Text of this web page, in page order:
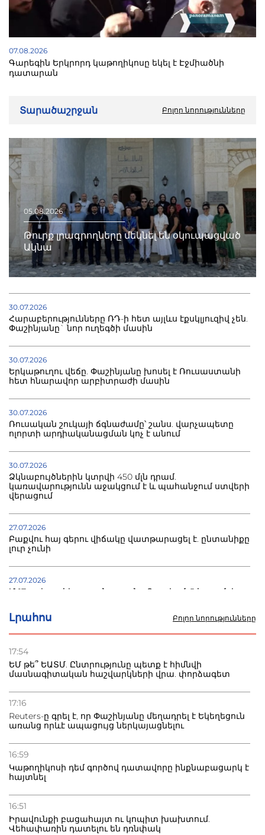
Լրահոս Բոլոր նորությունները
17:54
ԵՄ թե՞ ԵԱՏՄ. Ընտրությունը պետք է հիմնվի
մասնագիտական հաշվարկների վրա. փորձագետ
17:16
Reuters-ը գրել է, որ Փաշինյանը մեղադրել է Եկեղեցուն
առանց որևէ ապացույց ներկայացնելու
16:59
Կաթողիկոսի դեմ գործով դատավորը ինքնաբացարկ է
հայտնել
16:51
Իրավունքի բացահայտ ու կոպիտ խախտում.
Վեհափառին դատելու են դռնփակ
07.08.2026
Գարեգին Երկրորդ կաթողիկոսը եկել է Էջմիածնի
դատարան
Տարածաշրջան Բոլոր նորությունները
05.08.2026
Թուրք լրագրողները մեկնել են օկուպացված
Ակնա
30.07.2026
Հարաբերությունները ՌԴ-ի հետ այլևս էքսկլյուզիվ չեն.
Փաշինյանը` նոր ուղեգծի մասին
30.07.2026
Երկաթուղու վեճը. Փաշինյանը խոսել է Ռուսաստանի
հետ հնարավոր արբիտրաժի մասին
30.07.2026
Ռուսական շուկայի ճգնաժամը՝ շանս. վարչապետը
ոլորտի արդիականացման կոչ է անում
30.07.2026
Ձկնաբույծներին կտրվի 450 մլն դրամ.
կառավարությունն աջակցում է և պահանջում ստվերի
վերացում
27.07.2026
Բաքվու հայ գերու վիճակը վատթարացել է. ընտանիքը
լուր չունի
27.07.2026
Մ-17 աշխարհի առաջնությունը Բաքվում. 5 հայ ըմբիշ
22.07.2026
տուժածներ կան
բնակվել Ռուսաստանում
Բաքվի բանտից գեներալ Մանուկյանը դիմել է
Փաշինյանին